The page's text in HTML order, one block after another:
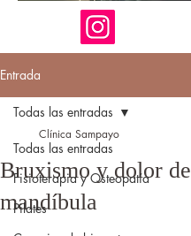
Entrada
Todas las entradas
Fisioterapia y Osteopatía
Pilates
Todas las entradas
Bruxismo y dolor de
mandíbula
Clínica Sampayo